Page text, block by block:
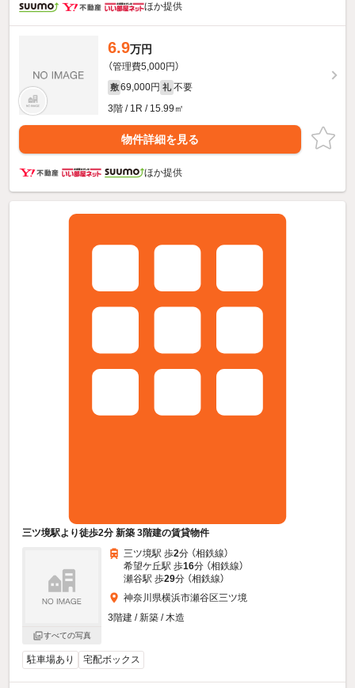
ほか提供
6.9万円
（管理費5,000円）
敷 69,000円 礼 不要
3階 / 1R / 15.99㎡
物件詳細を見る
ほか提供
三ツ境駅より徒歩2分 新築 3階建の賃貸物件
すべての写真
三ツ境駅 歩2分 （相鉄線）
希望ケ丘駅 歩16分 （相鉄線）
瀬谷駅 歩29分 （相鉄線）
神奈川県横浜市瀬谷区三ツ境
3階建 / 新築 / 木造
駐車場あり 宅配ボックス